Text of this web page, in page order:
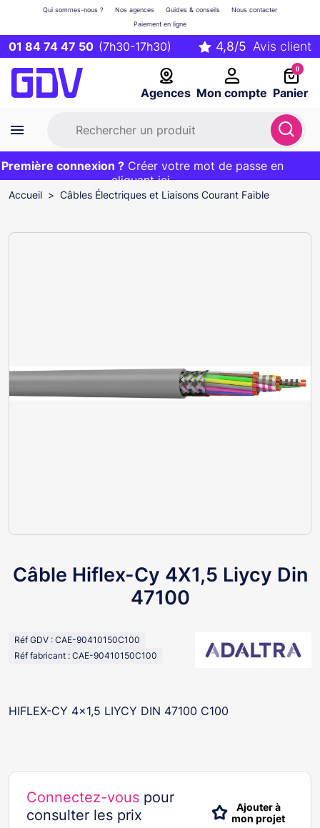
01 84 74 47 50 (7h30-17h30)
Agences Mon compte
Qui sommes-nous ? Nos agences Guides & conseils
Nous contacter
Paiement en ligne
0
Panier
Première commande ?20€ OFFERT sur votre panier
et livraison 24/48h gratuite avec le codeBIENVENUE
connexion ? Créer votre mot de passe en
cliquant ici
EXCLU WEB :
Accueil Câbles Électriques et Liaisons Courant Faible
Câble Hiflex-Cy 4X1,5 Liycy Din
47100
Réf GDV : CAE-90410150C100
Réf fabricant : CAE-90410150C100
HIFLEX-CY 4x1,5 LIYCY DIN 47100 C100
Connectez-vous pour
consulter les prix
Ajouter à
mon projet